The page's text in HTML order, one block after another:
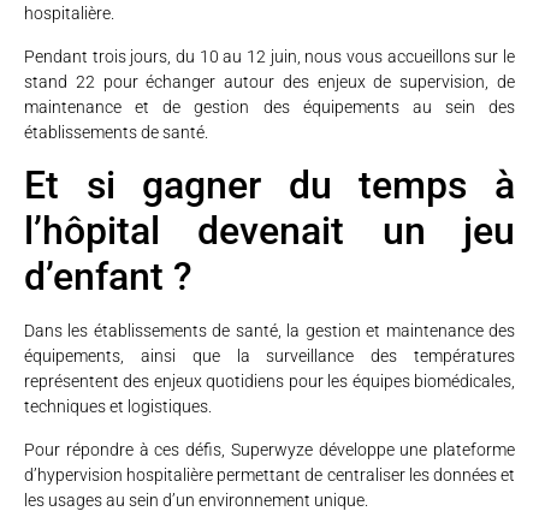
hospitalière.
Pendant trois jours, du 10 au 12 juin, nous vous accueillons sur le
stand 22 pour échanger autour des enjeux de supervision, de
maintenance et de gestion des équipements au sein des
établissements de santé.
Et si gagner du temps à
l’hôpital devenait un jeu
d’enfant ?
Dans les établissements de santé, la gestion et maintenance des
équipements, ainsi que la surveillance des températures
représentent des enjeux quotidiens pour les équipes biomédicales,
techniques et logistiques.
Pour répondre à ces défis, Superwyze développe une plateforme
d’hypervision hospitalière permettant de centraliser les données et
les usages au sein d’un environnement unique.